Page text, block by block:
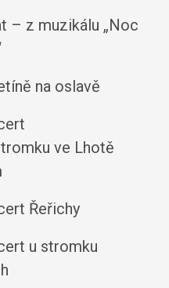
– z muzikálu „Noc
na oslavě
ve Lhotě
Řeřichy
u stromku